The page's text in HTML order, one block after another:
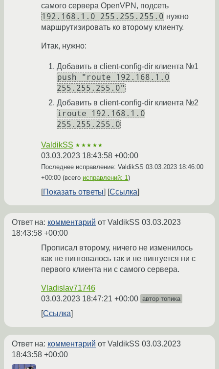
самого сервера OpenVPN, подсеть
192.168.1.0 255.255.255.0 нужно
маршрутизировать ко второму клиенту.
Итак, нужно:
Добавить в client-config-dir клиента №1
push "route 192.168.1.0
255.255.255.0"
Добавить в client-config-dir клиента №2
iroute 192.168.1.0
255.255.255.0
ValdikSS ★★★★★
03.03.2023 18:43:58 +00:00
Последнее исправление: ValdikSS 03.03.2023 18:46:00
+00:00 (всего исправлений: 1)
Показать ответы Ссылка
Ответ на: комментарий от ValdikSS 03.03.2023
18:43:58 +00:00
Прописал второму, ничего не изменилось
как не пинговалось так и не пингуется ни с
первого клиента ни с самого сервера.
Vladislav71746
03.03.2023 18:47:21 +00:00 автор топика
Ссылка
Ответ на: комментарий от ValdikSS 03.03.2023
18:43:58 +00:00